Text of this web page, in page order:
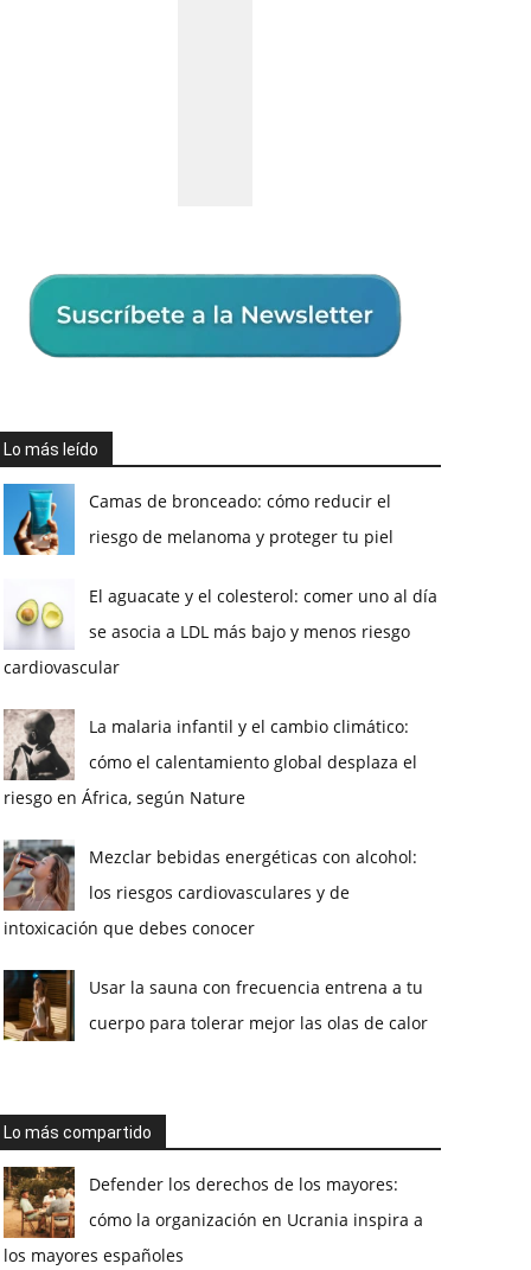
Lo más leído
Camas de bronceado: cómo reducir el
riesgo de melanoma y proteger tu piel
El aguacate y el colesterol: comer uno al día
se asocia a LDL más bajo y menos riesgo
cardiovascular
La malaria infantil y el cambio climático:
cómo el calentamiento global desplaza el
riesgo en África, según Nature
Mezclar bebidas energéticas con alcohol:
los riesgos cardiovasculares y de
intoxicación que debes conocer
Usar la sauna con frecuencia entrena a tu
cuerpo para tolerar mejor las olas de calor
Lo más compartido
Defender los derechos de los mayores:
cómo la organización en Ucrania inspira a
los mayores españoles